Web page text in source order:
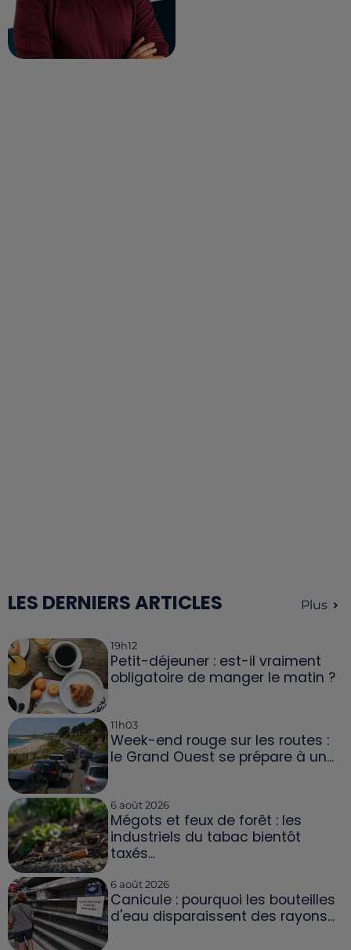
LES DERNIERS ARTICLES Plus
19h12
Petit-déjeuner : est-il vraiment
obligatoire de manger le matin ?
11h03
Week-end rouge sur les routes :
le Grand Ouest se prépare à un...
6 août 2026
Mégots et feux de forêt : les
industriels du tabac bientôt
taxés...
6 août 2026
Canicule : pourquoi les bouteilles
d'eau disparaissent des rayons...